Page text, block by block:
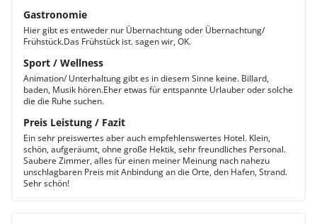
Gastronomie
Hier gibt es entweder nur Übernachtung oder Übernachtung/
Frühstück.Das Frühstück ist. sagen wir, OK.
Sport / Wellness
Animation/ Unterhaltung gibt es in diesem Sinne keine. Billard,
baden, Musik hören.Eher etwas für entspannte Urlauber oder solche
die die Ruhe suchen.
Preis Leistung / Fazit
Ein sehr preiswertes aber auch empfehlenswertes Hotel. Klein,
schön, aufgeräumt, ohne große Hektik, sehr freundliches Personal.
Saubere Zimmer, alles für einen meiner Meinung nach nahezu
unschlagbaren Preis mit Anbindung an die Orte, den Hafen, Strand.
Sehr schön!